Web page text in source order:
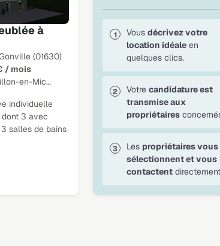
à
(01630)
/ mois
en-Mic…
individuelle
3 avec
salles de bains
Vous décrivez votre
location idéale en
quelques clics.
Votre candidature est
transmise aux
propriétaires
Les propriétaires vous
sélectionnent et vous
contactent